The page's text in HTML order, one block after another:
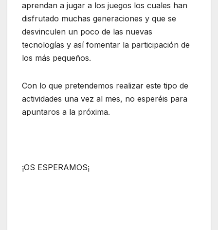
aprendan a jugar a los juegos los cuales han
disfrutado muchas generaciones y que se
desvinculen un poco de las nuevas
tecnologías y así fomentar la participación de
los más pequeños.
Con lo que pretendemos realizar este tipo de
actividades una vez al mes, no esperéis para
apuntaros a la próxima.
¡OS ESPERAMOS¡